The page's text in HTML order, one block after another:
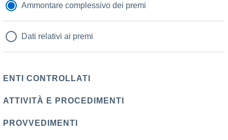
Ammontare complessivo dei premi
Dati relativi ai premi
ENTI CONTROLLATI
ATTIVITÀ E PROCEDIMENTI
PROVVEDIMENTI